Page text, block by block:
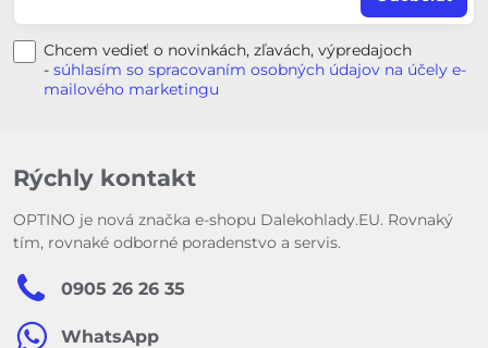
Chcem vedieť o novinkách, zľavách, výpredajoch
- súhlasím so spracovaním osobných údajov na účely e-
mailového marketingu
Rýchly kontakt
OPTINO je nová značka e-shopu Dalekohlady.EU. Rovnaký
tím, rovnaké odborné poradenstvo a servis.
0905 26 26 35
WhatsApp